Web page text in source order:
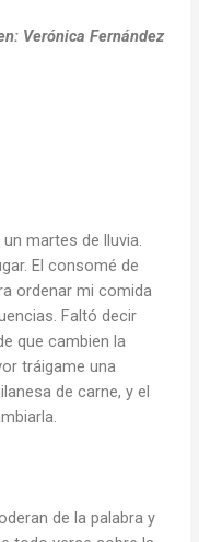
Verónica Fernández
martes de lluvia.
El consomé de
ordenar mi comida
Faltó decir
que cambien la
tráigame una
de carne, y el
de la palabra y